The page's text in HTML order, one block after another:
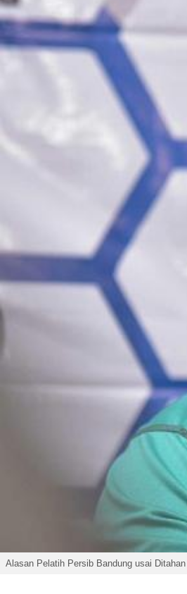
Alasan Pelatih Persib Bandung usai